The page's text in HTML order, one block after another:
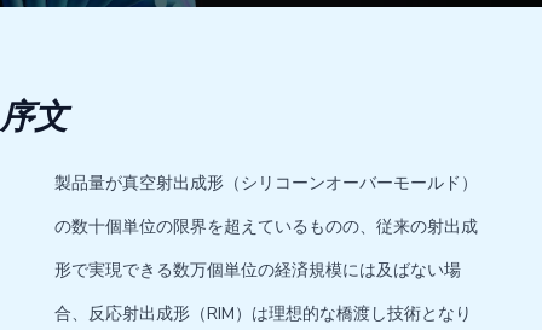
序文
製品量が真空射出成形（シリコーンオーバーモールド）
の数十個単位の限界を超えているものの、従来の射出成
形で実現できる数万個単位の経済規模には及ばない場
合、反応射出成形（RIM）は理想的な橋渡し技術となり